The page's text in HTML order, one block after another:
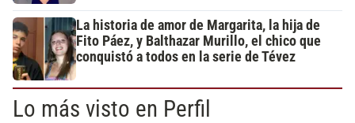
La historia de amor de Margarita, la hija de
Fito Páez, y Balthazar Murillo, el chico que
conquistó a todos en la serie de Tévez
Lo más visto en Perfil